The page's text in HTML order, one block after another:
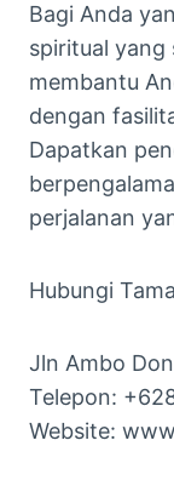
Bagi Anda
spiritual yang
membantu
dengan
Dapatkan
perjalanan
Hubungi
Jln Ambo
Telepon:
Website: